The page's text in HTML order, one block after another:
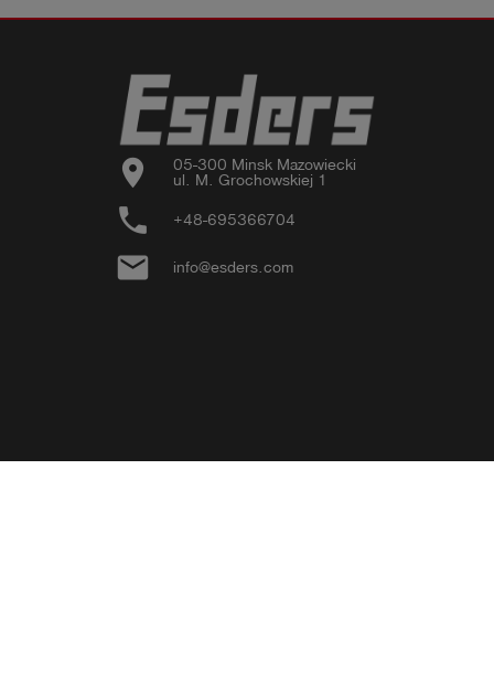
location_on
05-300 Minsk Mazowiecki
ul. M. Grochowskiej 1
phone +48-695366704
email info@esders.com